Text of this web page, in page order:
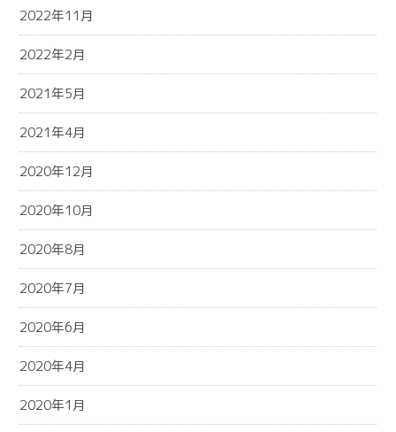
2022年11月
2022年2月
2021年5月
2021年4月
2020年12月
2020年10月
2020年8月
2020年7月
2020年6月
2020年4月
2020年1月